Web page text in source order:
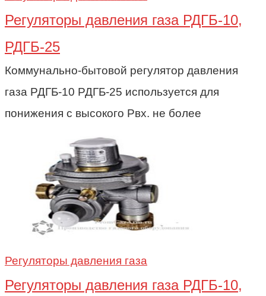
Регуляторы давления газа РДГБ-10,
РДГБ-25
Коммунально-бытовой регулятор давления
газа РДГБ-10 РДГБ-25 используется для
понижения с высокого Рвх. не более
Регуляторы давления газа
Регуляторы давления газа РДГБ-10,